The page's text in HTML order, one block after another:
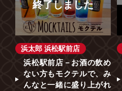
終了しました
浜太郎 浜松駅前店
浜松駅前店－お酒の飲め
ない方もモクテルで、み
んなと一緒に盛り上がれ